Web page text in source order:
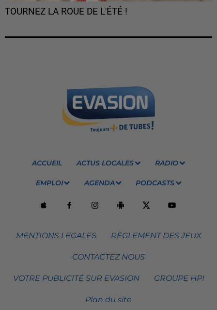
TOURNEZ LA ROUE DE L'ÉTÉ !
ACCUEIL ACTUS LOCALES RADIO
EMPLOI AGENDA PODCASTS
MENTIONS LEGALES RÈGLEMENT DES JEUX
CONTACTEZ NOUS
VOTRE PUBLICITÉ SUR EVASION GROUPE HPI
Plan du site